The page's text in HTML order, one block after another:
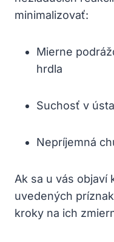
minimalizovať:
Mierne
hrdla
Suchosť v
Nepríjemná
Ak sa u vás
uvedených
kroky na ich